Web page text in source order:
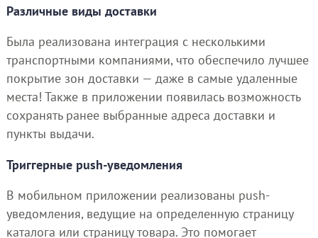
Различные виды доставки
Была реализована интеграция с несколькими
транспортными компаниями, что обеспечило лучшее
покрытие зон доставки — даже в самые удаленные
места! Также в приложении появилась возможность
сохранять ранее выбранные адреса доставки и
пункты выдачи.
Триггерные push-уведомления
В мобильном приложении реализованы push-
уведомления, ведущие на определенную страницу
каталога или страницу товара. Это помогает